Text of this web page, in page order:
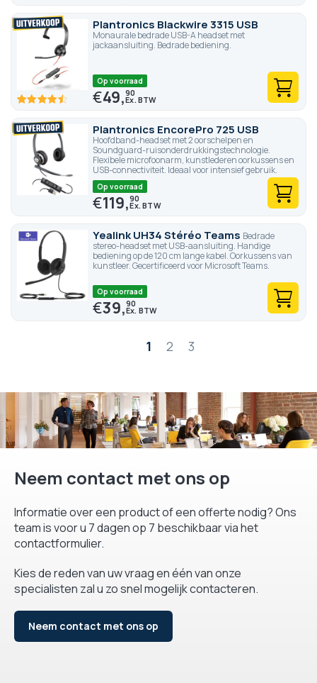
Plantronics Blackwire 3315 USB
Monaurale bedrade USB-A headset met
jackaansluiting. Bedrade bediening.
90 100
Op voorraad
€49,90
Plantronics EncorePro 725 USB
Hoofdband-headset met 2 oorschelpen en
Soundguard-ruisonderdrukkingstechnologie.
Flexibele microfoonarm, kunstlederen oorkussens en
USB-connectiviteit. Ideaal voor intensief gebruik.
Op voorraad
€119,90
Yealink UH34 Stéréo Teams Bedrade
stereo-headset met USB-aansluiting. Handige
bediening op de 120 cm lange kabel. Oorkussens van
kunstleer. Gecertificeerd voor Microsoft Teams.
Op voorraad
€39,90
Pagina1 2 3
Neem contact met ons op
Informatie over een product of een offerte nodig? Ons
team is voor u 7 dagen op 7 beschikbaar via het
contactformulier.
Kies de reden van uw vraag en één van onze
specialisten zal u zo snel mogelijk contacteren.
Neem contact met ons op